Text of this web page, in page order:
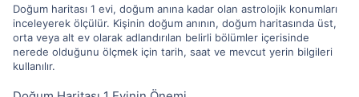
Doğum haritası 1 evi, doğum anına kadar olan astrolojik konumları
inceleyerek ölçülür. Kişinin doğum anının, doğum haritasında üst,
orta veya alt ev olarak adlandırılan belirli bölümler içerisinde
nerede olduğunu ölçmek için tarih, saat ve mevcut yerin bilgileri
kullanılır.